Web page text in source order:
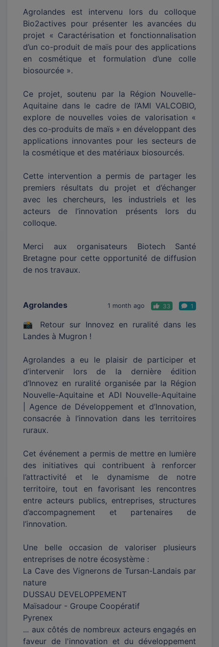
Agrolandes est intervenu lors du colloque
Bio2actives pour présenter les avancées du
projet « Caractérisation et fonctionnalisation
d’un co-produit de maïs pour des applications
en cosmétique et formulation d’une colle
biosourcée ».
Ce projet, soutenu par la Région Nouvelle-
Aquitaine dans le cadre de l’AMI VALCOBIO,
explore de nouvelles voies de valorisation «
des co-produits de maïs » en développant des
applications innovantes pour les secteurs de
la cosmétique et des matériaux biosourcés.
Cette intervention a permis de partager les
premiers résultats du projet et d’échanger
avec les chercheurs, les industriels et les
acteurs de l’innovation présents lors du
colloque.
Merci aux organisateurs Biotech Santé
Bretagne pour cette opportunité de diffusion
de nos travaux.
Agrolandes 1 month ago 33 1
📸 Retour sur Innovez en ruralité dans les
Landes à Mugron !
Agrolandes a eu le plaisir de participer et
d’intervenir lors de la dernière édition
d’Innovez en ruralité organisée par la Région
Nouvelle-Aquitaine et ADI Nouvelle-Aquitaine
| Agence de Développement et d’Innovation,
consacrée à l’innovation dans les territoires
ruraux.
Cet événement a permis de mettre en lumière
des initiatives qui contribuent à renforcer
l’attractivité et le dynamisme de notre
territoire, tout en favorisant les rencontres
entre acteurs publics, entreprises, structures
d’accompagnement et partenaires de
l’innovation.
Une belle occasion de valoriser plusieurs
entreprises de notre écosystème :
La Cave des Vignerons de Tursan-Landais par
nature
DUSSAU DEVELOPPEMENT
Maïsadour - Groupe Coopératif
Pyrenex
... aux côtés de nombreux acteurs engagés en
faveur de l'innovation et du développement